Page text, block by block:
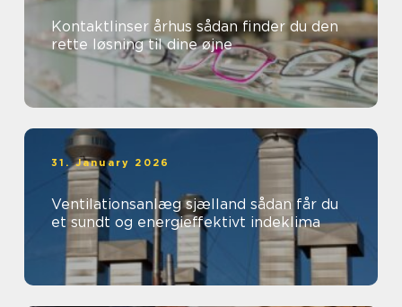
Kontaktlinser århus sådan finder du den
rette løsning til dine øjne
31. January 2026
Ventilationsanlæg sjælland sådan får du
et sundt og energieffektivt indeklima